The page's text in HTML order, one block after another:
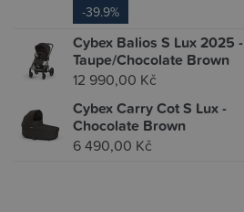
-39.9%
Cybex Balios S Lux 2025 -
Taupe/Chocolate Brown
12 990,00 Kč
Cybex Carry Cot S Lux -
Chocolate Brown
6 490,00 Kč